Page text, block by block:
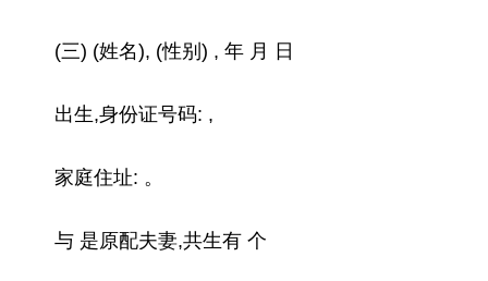
(三) (姓名), (性别) , 年 月 日
出生,身份证号码: ,
家庭住址: 。
与 是原配夫妻,共生有 个